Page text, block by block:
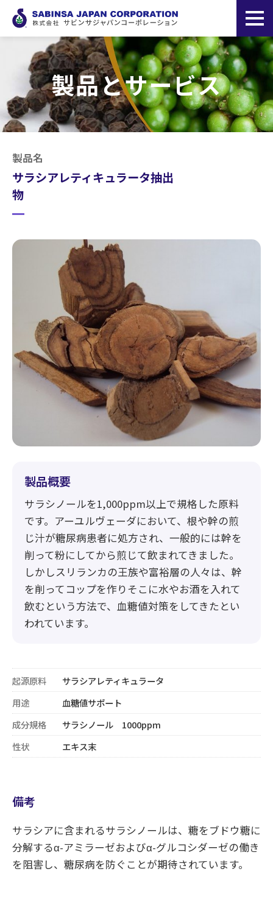
製品とサービス
製品名
サラシアレティキュラータ抽出
物
製品概要
サラシノールを1,000ppm以上で規格した原料
です。アーユルヴェーダにおいて、根や幹の煎
じ汁が糖尿病患者に処方され、一般的には幹を
削って粉にしてから煎じて飲まれてきました。
しかしスリランカの王族や富裕層の人々は、幹
を削ってコップを作りそこに水やお酒を入れて
飲むという方法で、血糖値対策をしてきたとい
われています。
起源原料
サラシアレティキュラータ
用途
血糖値サポート
成分規格
サラシノール 1000ppm
性状
エキス末
備考
サラシアに含まれるサラシノールは、糖をブドウ糖に
分解するα-アミラーゼおよびα-グルコシダーゼの働き
を阻害し、糖尿病を防ぐことが期待されています。